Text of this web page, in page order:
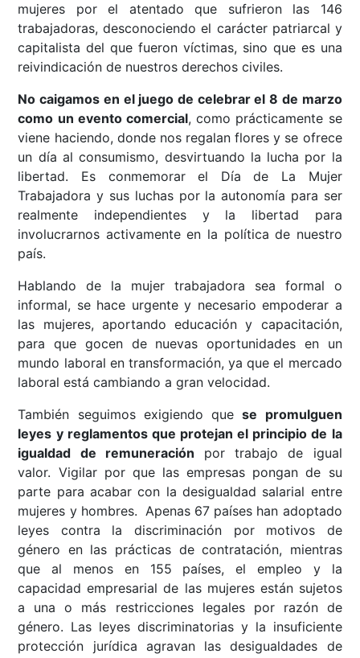
mujeres por el atentado que sufrieron las 146
trabajadoras, desconociendo el carácter patriarcal y
capitalista del que fueron víctimas, sino que es una
reivindicación de nuestros derechos civiles.
No caigamos en el juego de celebrar el 8 de marzo
como un evento comercial, como prácticamente se
viene haciendo, donde nos regalan flores y se ofrece
un día al consumismo, desvirtuando la lucha por la
libertad. Es conmemorar el Día de La Mujer
Trabajadora y sus luchas por la autonomía para ser
realmente independientes y la libertad para
involucrarnos activamente en la política de nuestro
país.
Hablando de la mujer trabajadora sea formal o
informal, se hace urgente y necesario empoderar a
las mujeres, aportando educación y capacitación,
para que gocen de nuevas oportunidades en un
mundo laboral en transformación, ya que el mercado
laboral está cambiando a gran velocidad.
También seguimos exigiendo quese promulguen
leyes y reglamentos que protejan el principio de la
igualdad de remuneración por trabajo de igual
valor. Vigilar por que las empresas pongan de su
parte para acabar con la desigualdad salarial entre
mujeres y hombres. Apenas 67 países han adoptado
leyes contra la discriminación por motivos de
género en las prácticas de contratación, mientras
que al menos en 155 países, el empleo y la
capacidad empresarial de las mujeres están sujetos
a una o más restricciones legales por razón de
género. Las leyes discriminatorias y la insuficiente
protección jurídica agravan las desigualdades de